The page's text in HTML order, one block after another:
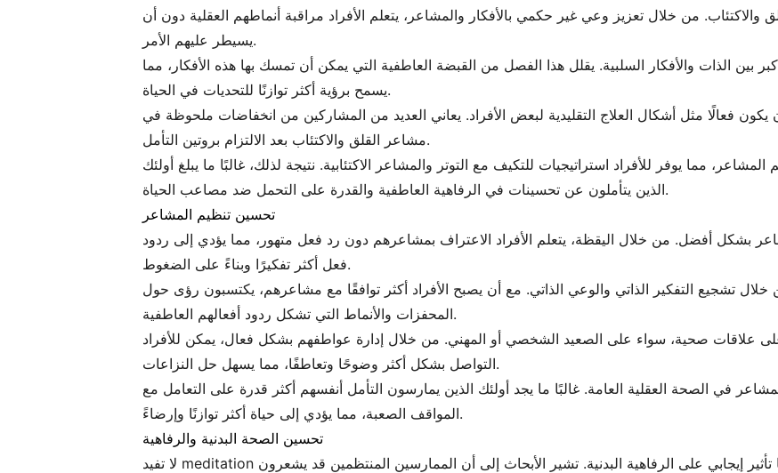
والاكتئاب. من خلال تعزيز وعي غير حكمي بالأفكار والمشاعر، يتعلم الأفراد مراقبة أنماطهم العقلية دون أن
يسيطر عليهم الأمر.
الذات والأفكار السلبية. يقلل هذا الفصل من القبضة العاطفية التي يمكن أن تمسك بها هذه الأفكار، مما
يسمح برؤية أكثر توازنًا للتحديات في الحياة.
يكون فعالًا مثل أشكال العلاج التقليدية لبعض الأفراد. يعاني العديد من المشاركين من انخفاضات ملحوظة في
مشاعر القلق والاكتئاب بعد الالتزام بروتين التأمل.
مما يوفر للأفراد استراتيجيات للتكيف مع التوتر والمشاعر الاكتئابية. نتيجة لذلك، غالبًا ما يبلغ أولئك
الذين يتأملون عن تحسينات في الرفاهية العاطفية والقدرة على التحمل ضد مصاعب الحياة.
تحسين تنظيم المشاعر
بشكل أفضل. من خلال اليقظة، يتعلم الأفراد الاعتراف بمشاعرهم دون رد فعل متهور، مما يؤدي إلى ردود
فعل أكثر تفكيرًا وبناءً على الضغوط.
خلال تشجيع التفكير الذاتي والوعي الذاتي. مع أن يصبح الأفراد أكثر توافقًا مع مشاعرهم، يكتسبون رؤى حول
المحفزات والأنماط التي تشكل ردود أفعالهم العاطفية.
على علاقات صحية، سواء على الصعيد الشخصي أو المهني. من خلال إدارة عواطفهم بشكل فعال، يمكن للأفراد
التواصل بشكل أكثر وضوحًا وتعاطفًا، مما يسهل حل النزاعات.
في الصحة العقلية العامة. غالبًا ما يجد أولئك الذين يمارسون التأمل أنفسهم أكثر قدرة على التعامل مع
المواقف الصعبة، مما يؤدي إلى حياة أكثر توازنًا وإرضاءً.
تحسين الصحة البدنية والرفاهية
لا تفيد meditation الذهني الصحة العقلية فحسب، بل لها أيضًا تأثير إيجابي على الرفاهية البدنية. تشير الأبحاث إلى أن الممارسين المنتظمين قد يشعرون